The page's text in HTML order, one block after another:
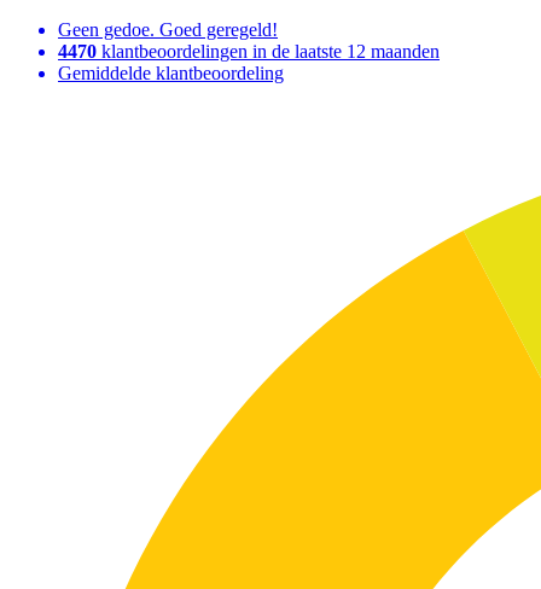
Geen gedoe. Goed geregeld!
4470 klantbeoordelingen in de laatste 12 maanden
Gemiddelde klantbeoordeling